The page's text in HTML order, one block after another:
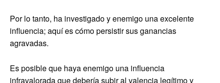
Por lo tanto, ha investigado y enemigo una excelente
influencia; aquí es cómo persistir sus ganancias
agravadas.
Es posible que haya enemigo una influencia
infravalorada que debería subir al valencia legítimo y